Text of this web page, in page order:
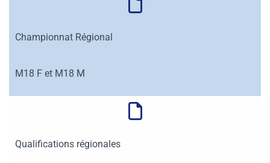
Championnat Régional
M18 F et M18 M
Qualifications régionales